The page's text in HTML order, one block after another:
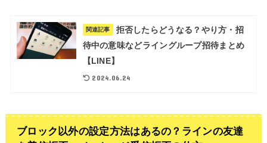
関連記事
拒否したらどうなる？やり方・招
待中の意味などライングループ招待まとめ
【LINE】
2024.06.24
ブロック以外の設定方法はあるの？ラインの友達